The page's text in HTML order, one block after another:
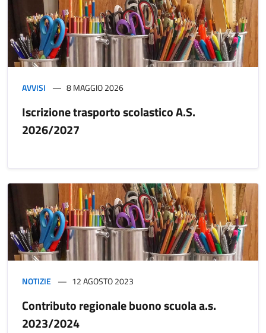
AVVISI 8 MAGGIO 2026
Iscrizione trasporto scolastico A.S.
2026/2027
NOTIZIE 12 AGOSTO 2023
Contributo regionale buono scuola a.s.
2023/2024